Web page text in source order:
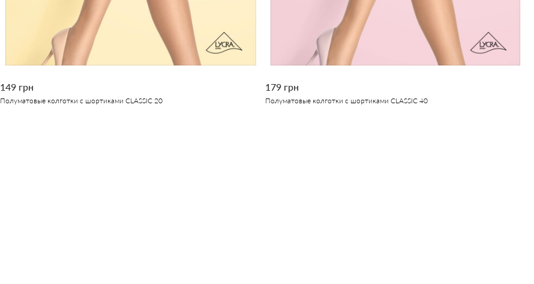
149 грн
Полуматовые колготки с шортиками CLASSIC 20
179 грн
Полуматовые колготки с шортиками CLASSIC 40